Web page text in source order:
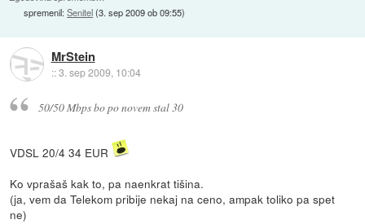
spremenil:Senitel(3. sep 2009 ob 09:55)
MrStein
::3. sep 2009, 10:04
50/50 Mbps bo po novem stal 30
VDSL 20/4 34 EUR
Ko vprašaš kak to, pa naenkrat tišina.
(ja, vem da Telekom pribije nekaj na ceno, ampak toliko pa spet
ne)